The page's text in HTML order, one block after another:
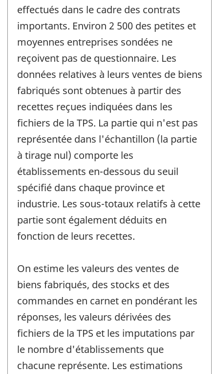
effectués dans le cadre des contrats
importants. Environ 2 500 des petites et
moyennes entreprises sondées ne
reçoivent pas de questionnaire. Les
données relatives à leurs ventes de biens
fabriqués sont obtenues à partir des
recettes reçues indiquées dans les
fichiers de la TPS. La partie qui n'est pas
représentée dans l'échantillon (la partie
à tirage nul) comporte les
établissements en-dessous du seuil
spécifié dans chaque province et
industrie. Les sous-totaux relatifs à cette
partie sont également déduits en
fonction de leurs recettes.
On estime les valeurs des ventes de
biens fabriqués, des stocks et des
commandes en carnet en pondérant les
réponses, les valeurs dérivées des
fichiers de la TPS et les imputations par
le nombre d'établissements que
chacune représente. Les estimations